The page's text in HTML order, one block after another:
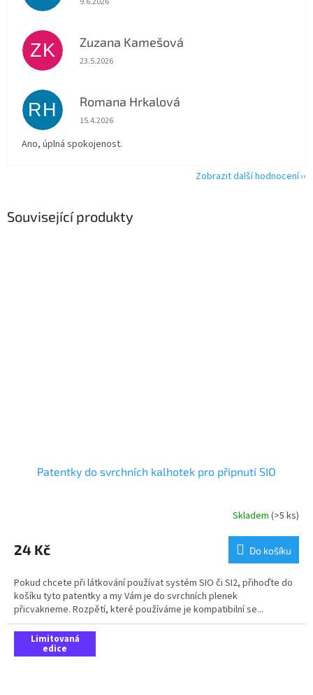
Související produkty
Patentky do svrchních kalhotek pro připnutí SIO
Skladem (>5 ks)
24 Kč Do košíku
Pokud chcete při látkování používat systém SIO či SI2, přihoďte do
košíku tyto patentky a my Vám je do svrchních plenek
přicvakneme. Rozpětí, které používáme je kompatibilní se...
Limitovaná
edice
ZK Zuzana Kamešová
Hodnocení obchodu je 5 z 5 hvězdiček.
23.5.2026
RH Romana Hrkalová
Hodnocení obchodu je 5 z 5 hvězdiček.
15.4.2026
Ano, úplná spokojenost.
Zobrazit další hodnocení